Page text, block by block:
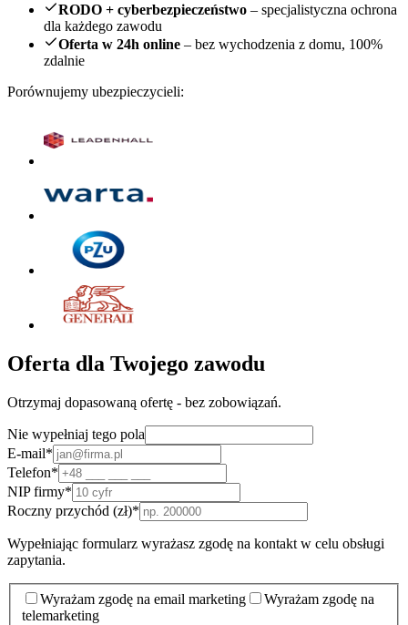
RODO + cyberbezpieczeństwo – specjalistyczna ochrona
dla każdego zawodu
Oferta w 24h online – bez wychodzenia z domu, 100%
zdalnie
Porównujemy ubezpieczycieli:
Oferta dla Twojego zawodu
Otrzymaj dopasowaną ofertę - bez zobowiązań.
Nie wypełniaj tego pola
E-mail*
Telefon*
NIP firmy*
Roczny przychód (zł)*
Wypełniając formularz wyrażasz zgodę na kontakt w celu obsługi
zapytania.
Wyrażam zgodę na email marketing
Wyrażam zgodę na
telemarketing